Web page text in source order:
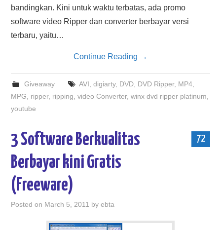
bandingkan. Kini untuk waktu terbatas, ada promo
software video Ripper dan converter berbayar versi
terbaru, yaitu…
Continue Reading →
Giveaway AVI digiarty, DVD, DVD Ripper, MP4,
MPG
ripper, ripping ,video Converter,winx dvd ripper platinum
youtube
72
3 Software Berkualitas
Berbayar kini Gratis
(Freeware)
Posted on March 5, 2011 byebta